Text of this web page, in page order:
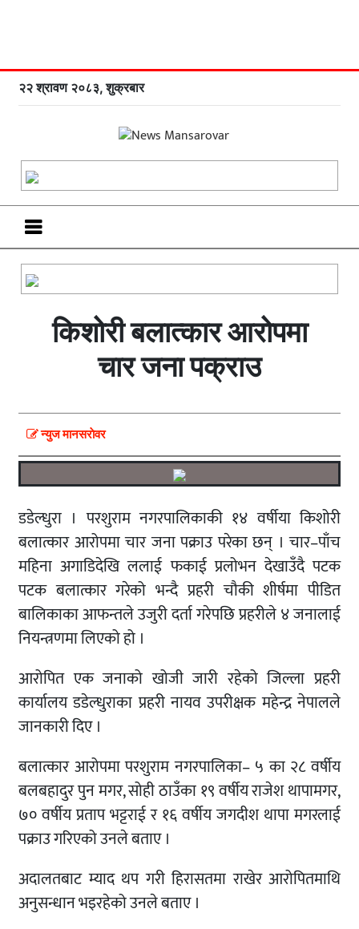
२२ श्रावण २०८३, शुक्रबार
किशोरी बलात्कार आरोपमा
चार जना पक्राउ
न्युज मानसराेवर
डडेल्धुरा । परशुराम नगरपालिकाकी १४ वर्षीया किशोरी
बलात्कार आरोपमा चार जना पक्राउ परेका छन् । चार–पाँच
महिना अगाडिदेखि ललाई फकाई प्रलोभन देखाउँदै पटक
पटक बलात्कार गरेको भन्दै प्रहरी चौकी शीर्षमा पीडित
बालिकाका आफन्तले उजुरी दर्ता गरेपछि प्रहरीले ४ जनालाई
नियन्त्रणमा लिएको हो ।
आरोपित एक जनाको खोजी जारी रहेको जिल्ला प्रहरी
कार्यालय डडेल्धुराका प्रहरी नायव उपरीक्षक महेन्द्र नेपालले
जानकारी दिए ।
बलात्कार आरोपमा परशुराम नगरपालिका– ५ का २८ वर्षीय
बलबहादुर पुन मगर, सोही ठाउँका १९ वर्षीय राजेश थापामगर,
७० वर्षीय प्रताप भट्टराई र १६ वर्षीय जगदीश थापा मगरलाई
पक्राउ गरिएको उनले बताए ।
अदालतबाट म्याद थप गरी हिरासतमा राखेर आरोपितमाथि
अनुसन्धान भइरहेको उनले बताए ।